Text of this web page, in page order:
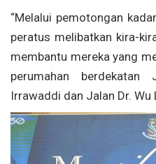
“Melalui pemotongan
peratus melibatkan kira-
membantu mereka yang
perumahan
Irrawaddi dan Jalan Dr. Wu